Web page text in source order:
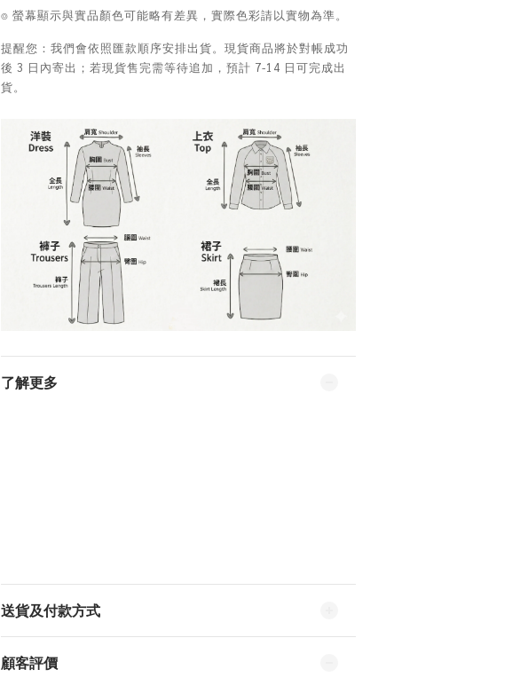
⌾ 螢幕顯示與實品顏色可能略有差異，實際色彩請以實物為準。
提醒您：我們會依照匯款順序安排出貨。現貨商品將於對帳成功
後 3 日內寄出；若現貨售完需等待追加，預計 7-14 日可完成出
貨。
了解更多
送貨及付款方式
顧客評價